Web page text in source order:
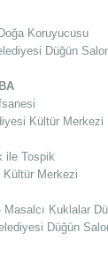
Koruyucusu
Düğün
Kültür Merkezi
ile Tospik
Merkezi
Kuklalar
Düğün